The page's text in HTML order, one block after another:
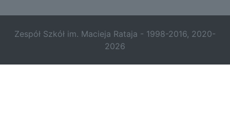
Zespół Szkół im. Macieja Rataja - 1998-2016, 2020-
2026